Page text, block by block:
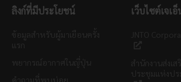
ลิงก์ที่มีประโยชน์ เว็บไซต์เจเ